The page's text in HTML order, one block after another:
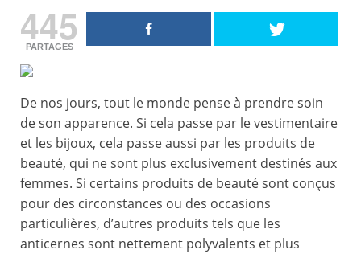
445
PARTAGES
De nos jours, tout le monde pense à prendre soin
de son apparence. Si cela passe par le vestimentaire
et les bijoux, cela passe aussi par les produits de
beauté, qui ne sont plus exclusivement destinés aux
femmes. Si certains produits de beauté sont conçus
pour des circonstances ou des occasions
particulières, d’autres produits tels que les
anticernes sont nettement polyvalents et plus